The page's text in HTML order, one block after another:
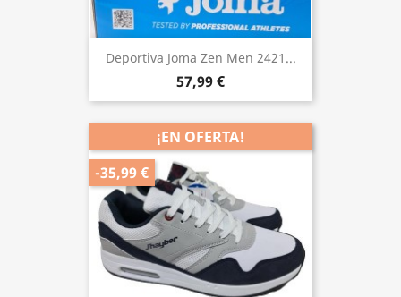
Deportiva Joma Zen Men 2421...
57,99 €
¡EN OFERTA!
-35,99 €